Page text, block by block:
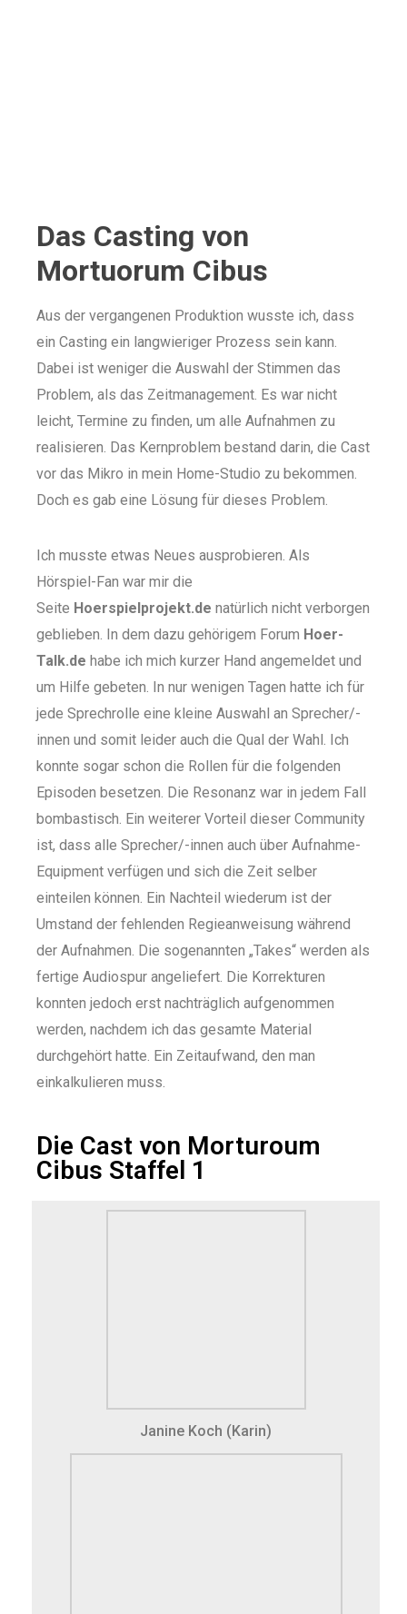
Das Casting von
Mortuorum Cibus
Aus der vergangenen Produktion wusste ich, dass
ein Casting ein langwieriger Prozess sein kann.
Dabei ist weniger die Auswahl der Stimmen das
Problem, als das Zeitmanagement. Es war nicht
leicht, Termine zu finden, um alle Aufnahmen zu
realisieren. Das Kernproblem bestand darin, die Cast
vor das Mikro in mein Home-Studio zu bekommen.
Doch es gab eine Lösung für dieses Problem.
Ich musste etwas Neues ausprobieren. Als
Hörspiel-Fan war mir die
Seite Hoerspielprojekt.de natürlich nicht verborgen
geblieben. In dem dazu gehörigem Forum Hoer-
Talk.de habe ich mich kurzer Hand angemeldet und
um Hilfe gebeten. In nur wenigen Tagen hatte ich für
jede Sprechrolle eine kleine Auswahl an Sprecher/-
innen und somit leider auch die Qual der Wahl. Ich
konnte sogar schon die Rollen für die folgenden
Episoden besetzen. Die Resonanz war in jedem Fall
bombastisch. Ein weiterer Vorteil dieser Community
ist, dass alle Sprecher/-innen auch über Aufnahme-
Equipment verfügen und sich die Zeit selber
einteilen können. Ein Nachteil wiederum ist der
Umstand der fehlenden Regieanweisung während
der Aufnahmen. Die sogenannten „Takes“ werden als
fertige Audiospur angeliefert. Die Korrekturen
konnten jedoch erst nachträglich aufgenommen
werden, nachdem ich das gesamte Material
durchgehört hatte. Ein Zeitaufwand, den man
einkalkulieren muss.
Die Cast von Morturoum
Cibus Staffel 1
Janine Koch (Karin)